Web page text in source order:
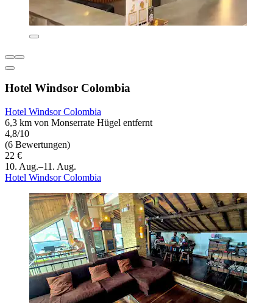
Hotel Windsor Colombia
Hotel Windsor Colombia
6,3 km von Monserrate Hügel entfernt
4,8/10
(6 Bewertungen)
22 €
10. Aug.–11. Aug.
Hotel Windsor Colombia